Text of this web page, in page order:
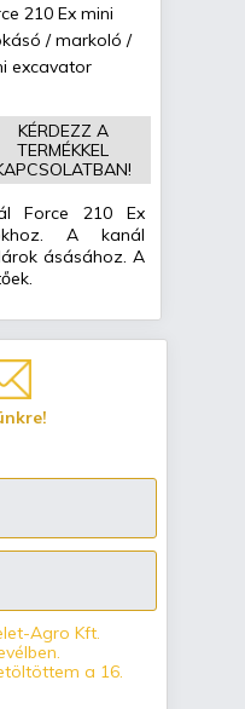
210 Ex mini
/ markoló /
excavator
KÉRDEZZ A
TERMÉKKEL
Force 210 Ex
A kanál
ásásához. A
Agro Kft.
a 16.